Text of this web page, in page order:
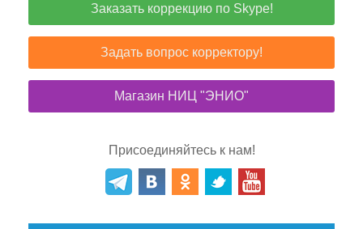
Заказать коррекцию по Skype!
Задать вопрос корректору!
Магазин НИЦ "ЭНИО"
Присоединяйтесь к нам!